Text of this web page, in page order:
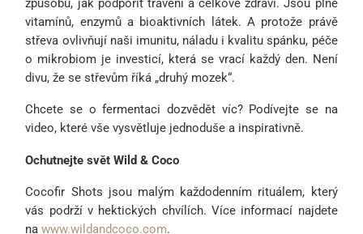
způsobů, jak podpořit trávení a celkové zdraví. Jsou plné
vitamínů, enzymů a bioaktivních látek. A protože právě
střeva ovlivňují naši imunitu, náladu i kvalitu spánku, péče
o mikrobiom je investicí, která se vrací každý den. Není
divu, že se střevům říká „druhý mozek“.
Chcete se o fermentaci dozvědět víc? Podívejte se na
video, které vše vysvětluje jednoduše a inspirativně.
Ochutnejte svět Wild & Coco
Cocofir Shots jsou malým každodenním rituálem, který
vás podrží v hektických chvílích. Více informací najdete
nawww.wildandcoco.com.